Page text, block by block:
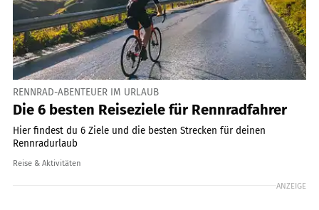
RENNRAD-ABENTEUER IM URLAUB
Die 6 besten Reiseziele für Rennradfahrer
Hier findest du 6 Ziele und die besten Strecken für deinen
Rennradurlaub
Reise & Aktivitäten
ANZEIGE